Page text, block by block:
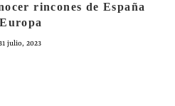
rincones de España
julio, 2023